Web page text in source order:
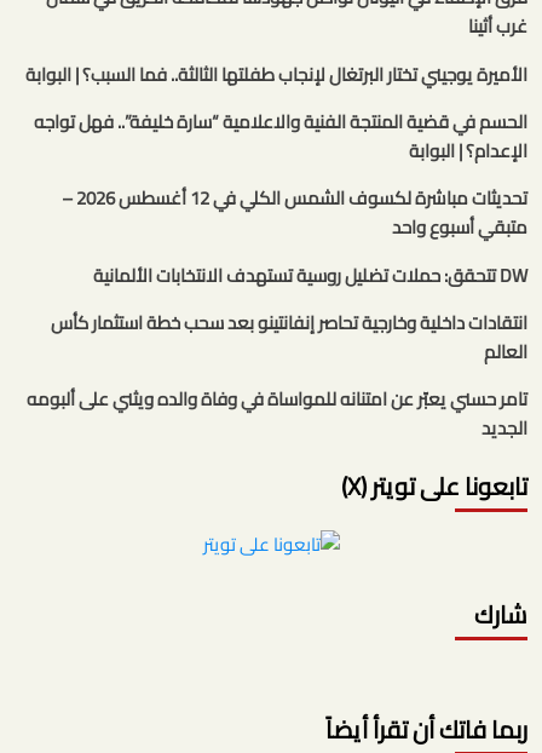
غرب أثينا
الأميرة يوجيني تختار البرتغال لإنجاب طفلتها الثالثة.. فما السبب؟ | البوابة
الحسم في قضية المنتجة الفنية والاعلامية “سارة خليفة”.. فهل تواجه
الإعدام؟ | البوابة
تحديثات مباشرة لكسوف الشمس الكلي في 12 أغسطس 2026 –
متبقي أسبوع واحد
DW تتحقق: حملات تضليل روسية تستهدف الانتخابات الألمانية
انتقادات داخلية وخارجية تحاصر إنفانتينو بعد سحب خطة استثمار كأس
العالم
تامر حسني يعبّر عن امتنانه للمواساة في وفاة والده ويثني على ألبومه
الجديد
تابعونا على تويتر (X)
شارك
ربما فاتك أن تقرأ أيضاً